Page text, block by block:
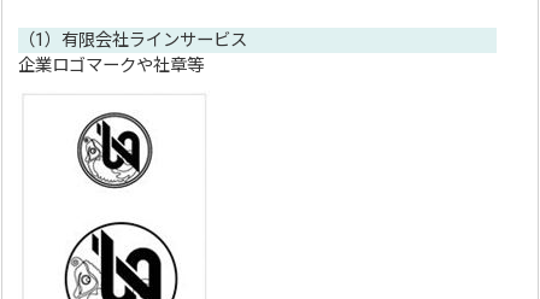
（1）有限会社ラインサービス
企業ロゴマークや社章等